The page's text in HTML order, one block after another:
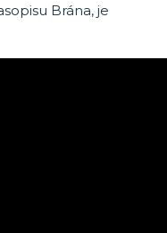
Brána, je